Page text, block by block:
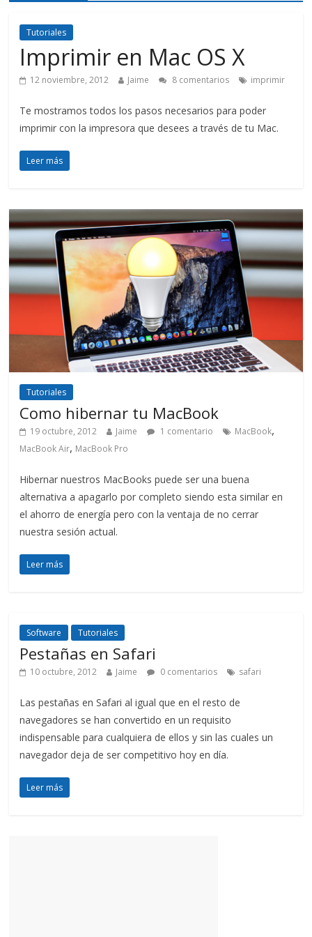
Tutoriales
Imprimir en Mac OS X
12 noviembre, 2012 Jaime 8 comentarios imprimir
Te mostramos todos los pasos necesarios para poder
imprimir con la impresora que desees a través de tu Mac.
Leer más
Tutoriales
Como hibernar tu MacBook
19 octubre, 2012 Jaime 1 comentario MacBook,
MacBook Air, MacBook Pro
Hibernar nuestros MacBooks puede ser una buena
alternativa a apagarlo por completo siendo esta similar en
el ahorro de energía pero con la ventaja de no cerrar
nuestra sesión actual.
Leer más
Software Tutoriales
Pestañas en Safari
10 octubre, 2012 Jaime 0 comentarios safari
Las pestañas en Safari al igual que en el resto de
navegadores se han convertido en un requisito
indispensable para cualquiera de ellos y sin las cuales un
navegador deja de ser competitivo hoy en día.
Leer más